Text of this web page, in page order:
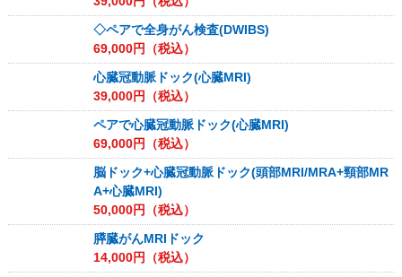
◇ペアで全身がん検査(DWIBS)
69,000円（税込）
心臓冠動脈ドック(心臓MRI)
39,000円（税込）
ペアで心臓冠動脈ドック(心臓MRI)
69,000円（税込）
脳ドック+心臓冠動脈ドック(頭部MRI/MRA+頸部MR
A+心臓MRI)
50,000円（税込）
膵臓がんMRIドック
14,000円（税込）